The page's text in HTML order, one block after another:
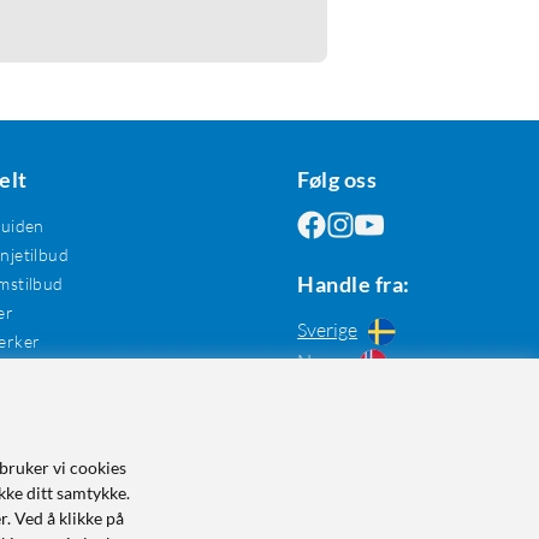
Følg oss
Handle fra:
Sverige
Norge
vi cookies
ditt samtykke.
Ved å klikke på